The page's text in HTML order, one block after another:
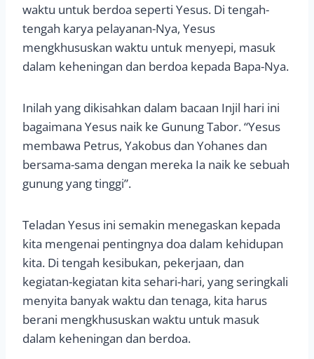
waktu untuk berdoa seperti Yesus. Di tengah-
tengah karya pelayanan-Nya, Yesus
mengkhususkan waktu untuk menyepi, masuk
dalam keheningan dan berdoa kepada Bapa-Nya.
Inilah yang dikisahkan dalam bacaan Injil hari ini
bagaimana Yesus naik ke Gunung Tabor. “Yesus
membawa Petrus, Yakobus dan Yohanes dan
bersama-sama dengan mereka Ia naik ke sebuah
gunung yang tinggi”.
Teladan Yesus ini semakin menegaskan kepada
kita mengenai pentingnya doa dalam kehidupan
kita. Di tengah kesibukan, pekerjaan, dan
kegiatan-kegiatan kita sehari-hari, yang seringkali
menyita banyak waktu dan tenaga, kita harus
berani mengkhususkan waktu untuk masuk
dalam keheningan dan berdoa.